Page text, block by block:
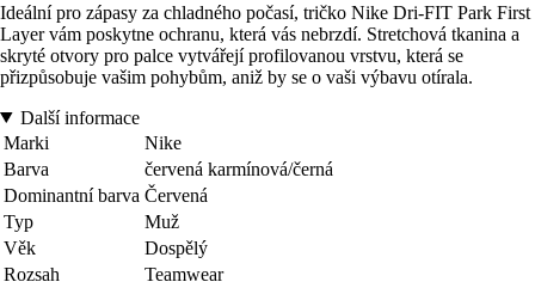
Ideální pro zápasy za chladného počasí, tričko Nike Dri-FIT Park First
Layer vám poskytne ochranu, která vás nebrzdí. Stretchová tkanina a
skryté otvory pro palce vytvářejí profilovanou vrstvu, která se
přizpůsobuje vašim pohybům, aniž by se o vaši výbavu otírala.
Další informace
Marki
Nike
Barva
červená karmínová/černá
Dominantní barva Červená
Typ
Muž
Věk
Dospělý
Rozsah
Teamwear